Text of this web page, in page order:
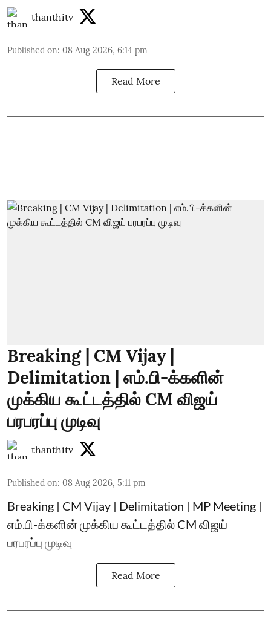
thanthitv
Published on: 08 Aug 2026, 6:14 pm
Read More
Breaking | CM Vijay |
Delimitation | எம்.பி-க்களின்
முக்கிய கூட்டத்தில் CM விஜய்
பரபரப்பு முடிவு
thanthitv
Published on: 08 Aug 2026, 5:11 pm
Breaking | CM Vijay | Delimitation | MP Meeting |
எம்.பி-க்களின் முக்கிய கூட்டத்தில் CM விஜய்
பரபரப்பு முடிவு
Read More